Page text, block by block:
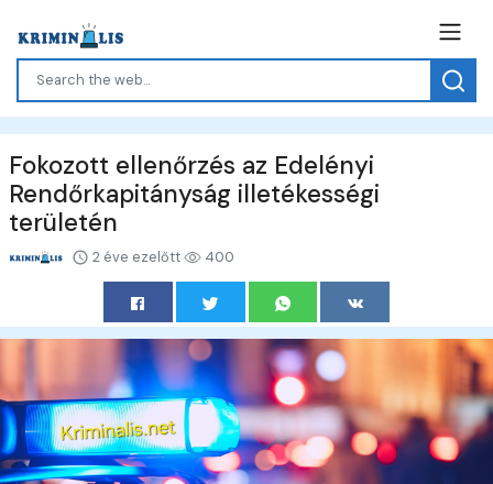
Fokozott ellenőrzés az Edelényi
Rendőrkapitányság illetékességi
területén
2 éve ezelőtt 400